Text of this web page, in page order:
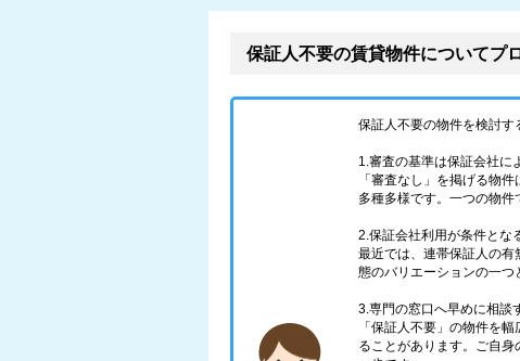
保証人不要の賃貸物件についてプ
保証人不要の物件を検討す
1.審査の基準は保証会社に
「審査なし」を掲げる物
多種多様です。一つの物件
2.保証会社利用が条件とな
最近では、連帯保証人の有
態のバリエーションの一つ
3.専門の窓口へ早めに相談
「保証人不要」の物件を
ることがあります。ご自